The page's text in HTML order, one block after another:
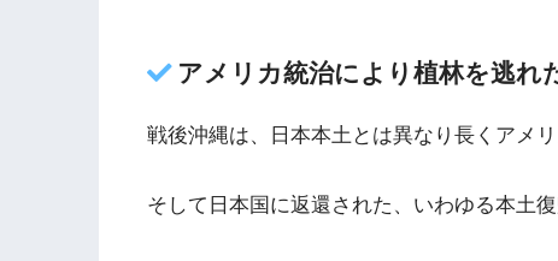
アメリカ統治により植林を逃れ
戦後沖縄は、日本本土とは異なり長くアメ
そして日本国に返還された、いわゆる本土